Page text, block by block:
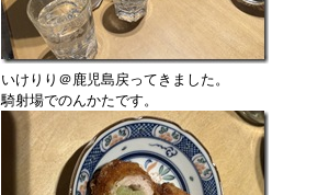
いけりり＠鹿児島戻ってきました。
騎射場でのんかたです。